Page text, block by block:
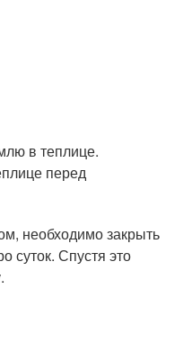
необходимо закрыть
суток. Спустя это